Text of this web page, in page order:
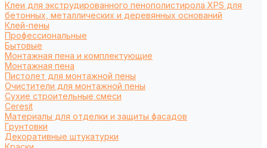
Клеи для экструдированного пенополистирола XPS для
бетонных, металлических и деревянных оснований
Клей-пены
Профессиональные
Бытовые
Монтажная пена и комплектующие
Монтажная пена
Пистолет для монтажной пены
Очистители для монтажной пены
Сухие строительные смеси
Ceresit
Материалы для отделки и защиты фасадов
Грунтовки
Декоративные штукатурки